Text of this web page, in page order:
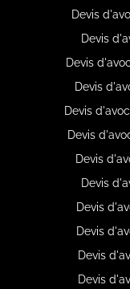
Devis
Devis
Devis
Devis
Devis
Devis
Devis
Devis
Devis
Devis
Devis
Devis